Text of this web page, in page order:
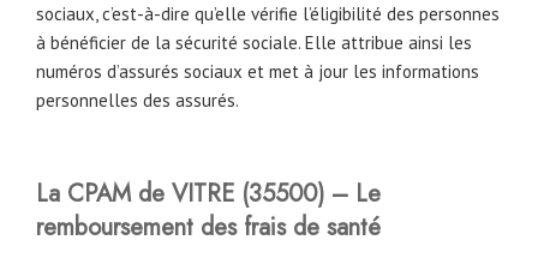
sociaux, c’est-à-dire qu’elle vérifie l’éligibilité des personnes
à bénéficier de la sécurité sociale. Elle attribue ainsi les
numéros d’assurés sociaux et met à jour les informations
personnelles des assurés.
La CPAM de VITRE (35500) – Le
remboursement des frais de santé